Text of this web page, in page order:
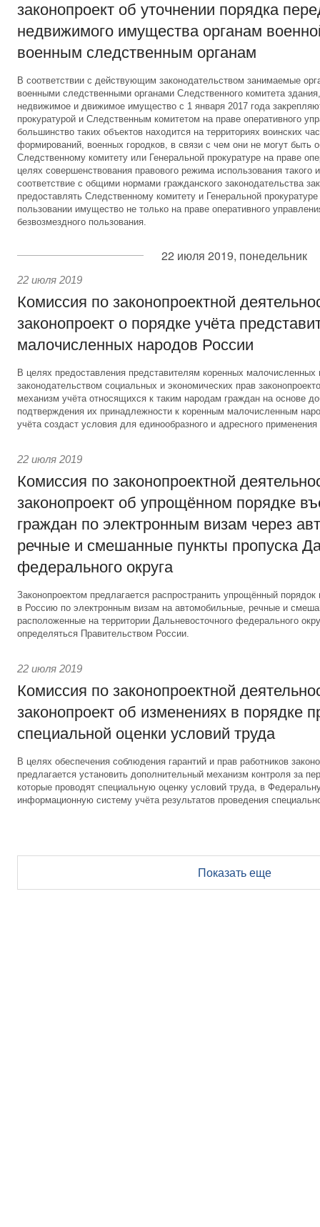
законопроект об уточнении порядка
недвижимого имущества органам
военным следственным органам
В соответствии с действующим законодательством занимаемые
военными следственными органами Следственного комитета
недвижимое и движимое имущество с 1 января 2017 года
прокуратурой и Следственным комитетом на праве оперативного
большинство таких объектов находится на территориях воинских
формирований, военных городков, в связи с чем они не могут быть
Следственному комитету или Генеральной прокуратуре на праве
целях совершенствования правового режима использования такого
соответствие с общими нормами гражданского законодательства
предоставлять Следственному комитету и Генеральной
пользовании имущество не только на праве оперативного
безвозмездного пользования.
22 июля 2019, понедельник
22 июля 2019
Комиссия по законопроектной
законопроект о порядке учёта
малочисленных народов России
В целях предоставления представителям коренных
законодательством социальных и экономических прав
механизм учёта относящихся к таким народам граждан на основе
подтверждения их принадлежности к коренным малочисленным
учёта создаст условия для единообразного и адресного применения
22 июля 2019
Комиссия по законопроектной
законопроект об упрощённом порядке
граждан по электронным визам через
речные и смешанные пункты пропуска
федерального округа
Законопроектом предлагается распространить упрощённый
в Россию по электронным визам на автомобильные, речные и
расположенные на территории Дальневосточного федерального
определяться Правительством России.
22 июля 2019
Комиссия по законопроектной
законопроект об изменениях в порядке
специальной оценки условий труда
В целях обеспечения соблюдения гарантий и прав работников
предлагается установить дополнительный механизм контроля за
которые проводят специальную оценку условий труда, в
информационную систему учёта результатов проведения
Показать еще